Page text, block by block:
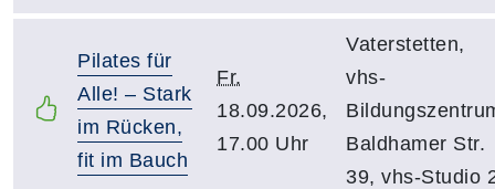
Pilates für
Alle! – Stark
im Rücken,
fit im Bauch
Fr.
18.09.2026,
17.00 Uhr
Vaterstetten,
vhs-
Baldhamer Str.
39, vhs-Studio